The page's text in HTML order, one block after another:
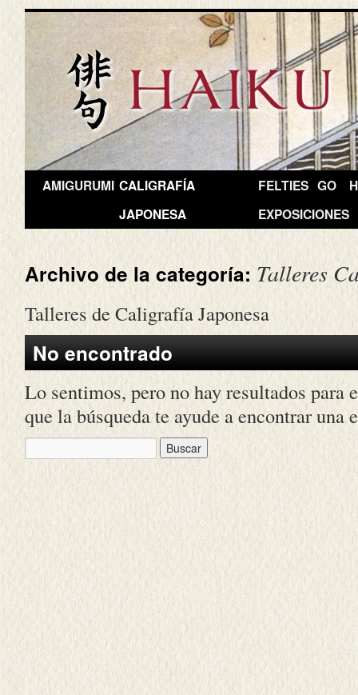
AMIGURUMI CALIGRAFÍA
JAPONESA
FELTIES GO
EXPOSICIONES
Archivo de la categoría: Talleres
Talleres de Caligrafía Japonesa
No encontrado
Lo sentimos, pero no hay resultados para
que la búsqueda te ayude a encontrar una